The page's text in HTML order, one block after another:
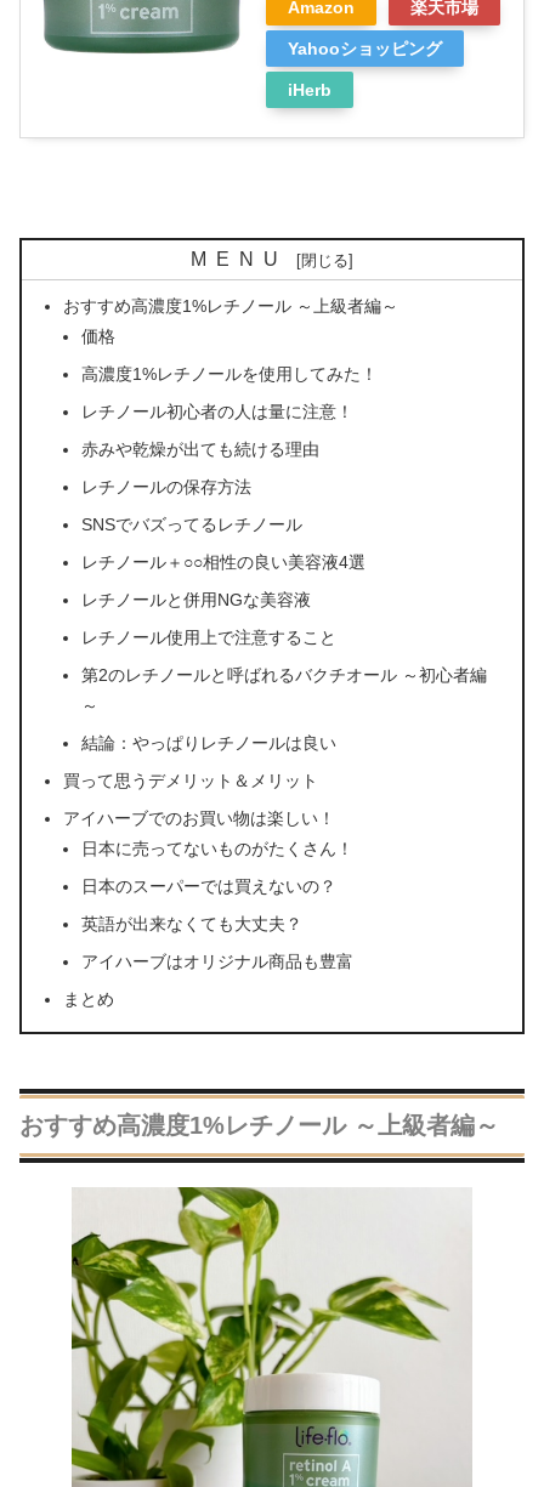
Amazon 楽天市場
Yahooショッピング
iHerb
MENU
おすすめ高濃度1%レチノール ～上級者編～
価格
高濃度1%レチノールを使用してみた！
レチノール初心者の人は量に注意！
赤みや乾燥が出ても続ける理由
レチノールの保存方法
SNSでバズってるレチノール
レチノール＋○○相性の良い美容液4選
レチノールと併用NGな美容液
レチノール使用上で注意すること
第2のレチノールと呼ばれるバクチオール ～初心者編
～
結論：やっぱりレチノールは良い
買って思うデメリット＆メリット
アイハーブでのお買い物は楽しい！
日本に売ってないものがたくさん！
日本のスーパーでは買えないの？
英語が出来なくても大丈夫？
アイハーブはオリジナル商品も豊富
まとめ
おすすめ高濃度1%レチノール ～上級者編～